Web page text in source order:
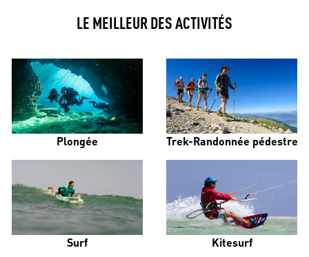
LE MEILLEUR DES ACTIVITÉS
Plongée Trek-Randonnée pédestre
Surf Kitesurf